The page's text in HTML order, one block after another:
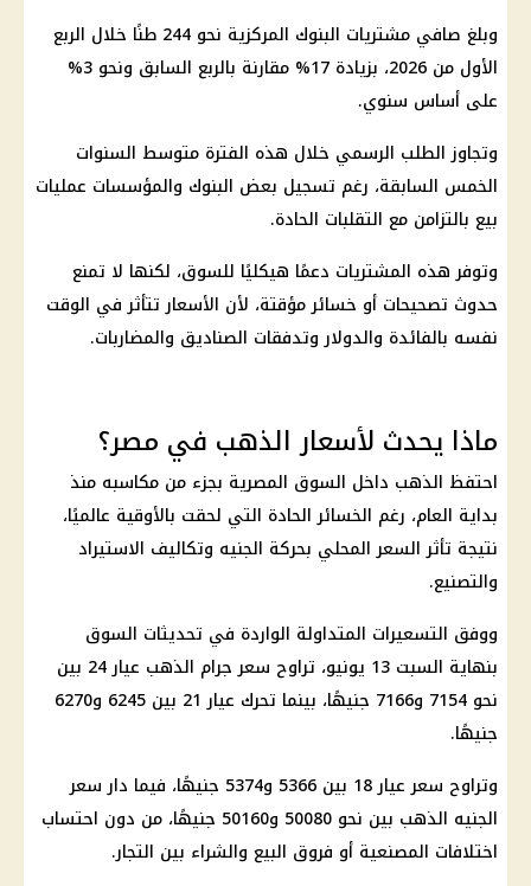
وبلغ صافي مشتريات البنوك المركزية نحو 244 طنًا خلال الربع
الأول من 2026، بزيادة 17% مقارنة بالربع السابق ونحو 3%
على أساس سنوي.
وتجاوز الطلب الرسمي خلال هذه الفترة متوسط السنوات
الخمس السابقة، رغم تسجيل بعض البنوك والمؤسسات عمليات
بيع بالتزامن مع التقلبات الحادة.
وتوفر هذه المشتريات دعمًا هيكليًا للسوق، لكنها لا تمنع
حدوث تصحيحات أو خسائر مؤقتة، لأن الأسعار تتأثر في الوقت
نفسه بالفائدة والدولار وتدفقات الصناديق والمضاربات.
ماذا يحدث لأسعار الذهب في مصر؟
احتفظ الذهب داخل السوق المصرية بجزء من مكاسبه منذ
بداية العام، رغم الخسائر الحادة التي لحقت بالأوقية عالميًا،
نتيجة تأثر السعر المحلي بحركة الجنيه وتكاليف الاستيراد
والتصنيع.
ووفق التسعيرات المتداولة الواردة في تحديثات السوق
بنهاية السبت 13 يونيو، تراوح سعر جرام الذهب عيار 24 بين
نحو 7154 و7166 جنيهًا، بينما تحرك عيار 21 بين 6245 و6270
جنيهًا.
وتراوح سعر عيار 18 بين 5366 و5374 جنيهًا، فيما دار
سعر
الجنيه الذهب
بين نحو 50080 و50160 جنيهًا، من دون احتساب
اختلافات المصنعية أو فروق البيع والشراء بين التجار.